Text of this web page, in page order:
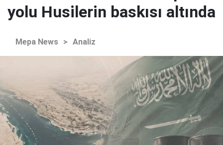
yolu Husilerin baskısı altında
Mepa News > Analiz